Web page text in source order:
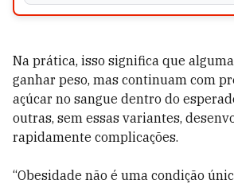
Na prática, isso significa que
ganhar peso, mas continuam com
açúcar no sangue dentro do
outras, sem essas variantes,
rapidamente complicações.
“Obesidade não é uma condição